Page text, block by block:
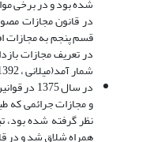
شده بود و در برخی
در تعریف مجازات
شمار آمد(میلانی ، 1392: 8).
در سال
نظر گرفته شده